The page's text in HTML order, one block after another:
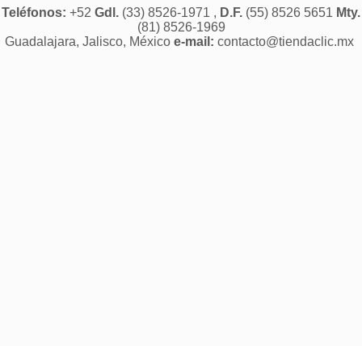
Teléfonos: +52 Gdl. (33) 8526-1971 , D.F. (55) 8526 5651 Mty.
(81) 8526-1969
Guadalajara, Jalisco, México e-mail: contacto@tiendaclic.mx